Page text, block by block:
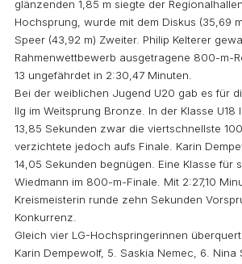
glänzenden 1,85 m siegte der
Hochsprung, wurde mit dem Diskus (35,69
Speer (43,92 m) Zweiter. Philip Kelterer
Rahmenwettbewerb ausgetragene 800-m-
13 ungefährdet in 2:30,47 Minuten.
Bei der weiblichen Jugend U20 gab es für
Ilg im Weitsprung Bronze. In der Klasse U18
13,85 Sekunden zwar die viertschnellste
verzichtete jedoch aufs Finale. Karin
14,05 Sekunden begnügen. Eine Klasse für
Wiedmann im 800-m-Finale. Mit 2:27,10
Kreismeisterin runde zehn Sekunden
Konkurrenz.
Gleich vier LG-Hochspringerinnen
Karin Dempewolf, 5. Saskia Nemec, 6. Nina